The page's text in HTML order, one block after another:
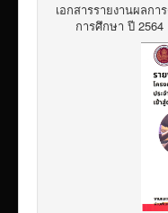
เอกสารรายงานผลก
การศึกษา ปี